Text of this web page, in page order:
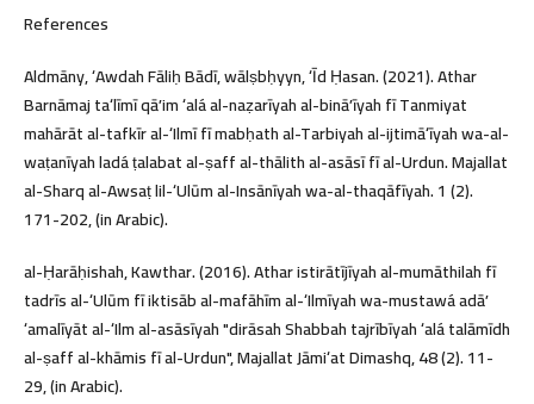
References
Aldmāny, ʻAwdah Fāliḥ Bādī, wālṣbḥyyn, ʻĪd Ḥasan. (2021). Athar
Barnāmaj taʻlīmī qāʼim ʻalá al-naẓarīyah al-bināʼīyah fī Tanmiyat
mahārāt al-tafkīr al-ʻIlmī fī mabḥath al-Tarbiyah al-ijtimāʻīyah wa-al-
waṭanīyah ladá ṭalabat al-ṣaff al-thālith al-asāsī fī al-Urdun. Majallat
al-Sharq al-Awsaṭ lil-ʻUlūm al-Insānīyah wa-al-thaqāfīyah. 1 (2).
171-202, (in Arabic).
al-Ḥarāḥishah, Kawthar. (2016). Athar istirātījīyah al-mumāthilah fī
tadrīs al-ʻUlūm fī iktisāb al-mafāhīm al-ʻIlmīyah wa-mustawá adāʼ
ʻamalīyāt al-ʻIlm al-asāsīyah "dirāsah Shabbah tajrībīyah ʻalá talāmīdh
al-ṣaff al-khāmis fī al-Urdun", Majallat Jāmiʻat Dimashq, 48 (2). 11-
29, (in Arabic).